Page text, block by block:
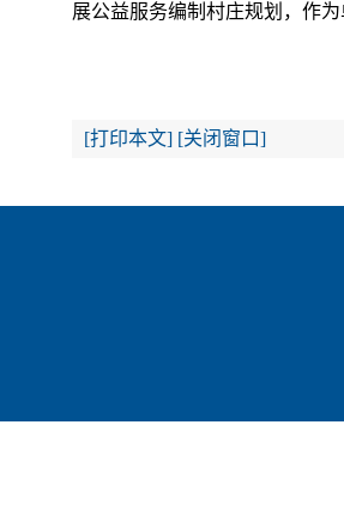
展公益服务编制村庄规划，作
自然资源部
[打印本文] [关闭窗口]